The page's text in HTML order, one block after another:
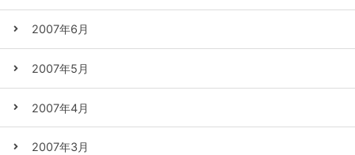
2007年6月
2007年5月
2007年4月
2007年3月